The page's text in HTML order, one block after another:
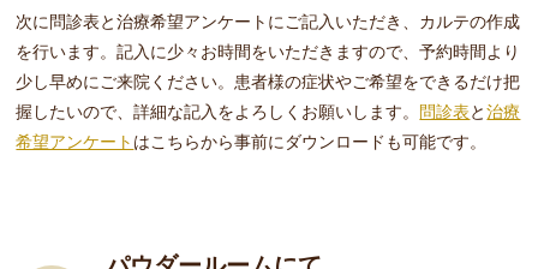
次に問診表と治療希望アンケートにご記入いただき、カルテの作成
を行います。記入に少々お時間をいただきますので、予約時間より
少し早めにご来院ください。患者様の症状やご希望をできるだけ把
握したいので、詳細な記入をよろしくお願いします。
問診表と治療
希望アンケート はこちらから事前にダウンロードも可能です。